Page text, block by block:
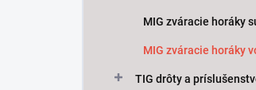
MIG zváracie horáky
MIG zváracie horáky
TIG drôty a